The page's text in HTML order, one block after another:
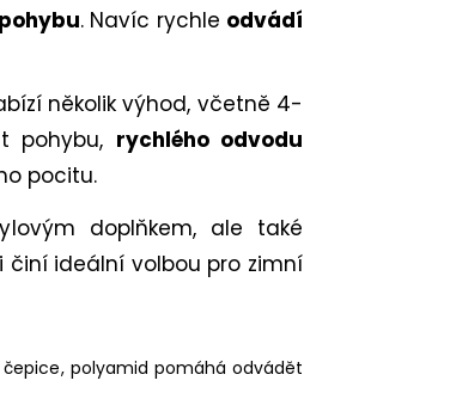
. Navíc rychle odvádí
několik výhod, včetně 4-
pohybu, rychlého odvodu
pocitu.
doplňkem, ale také
činí ideální volbou pro zimní
polyamid pomáhá odvádět